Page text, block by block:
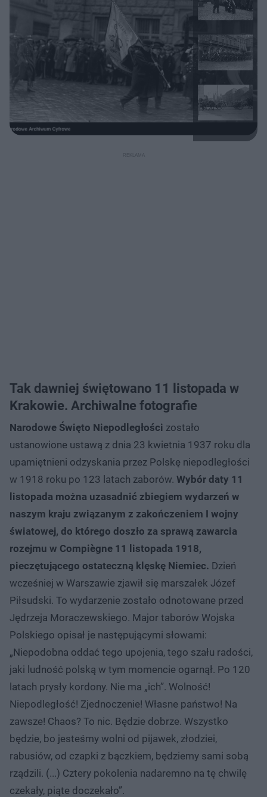
Tak dawniej świętowano 11 listopada w
Krakowie. Archiwalne fotografie
Narodowe Święto Niepodległości zostało
ustanowione ustawą z dnia 23 kwietnia 1937 roku dla
upamiętnieni odzyskania przez Polskę niepodległości
w 1918 roku po 123 latach zaborów. Wybór daty 11
listopada można uzasadnić zbiegiem wydarzeń w
naszym kraju związanym z zakończeniem I wojny
światowej, do którego doszło za sprawą zawarcia
rozejmu w Compiègne 11 listopada 1918,
pieczętującego ostateczną klęskę Niemiec. Dzień
wcześniej w Warszawie zjawił się marszałek Józef
Piłsudski. To wydarzenie zostało odnotowane przed
Jędrzeja Moraczewskiego. Major taborów Wojska
Polskiego opisał je następującymi słowami:
„Niepodobna oddać tego upojenia, tego szału radości,
jaki ludność polską w tym momencie ogarnął. Po 120
latach prysły kordony. Nie ma „ich”. Wolność!
Niepodległość! Zjednoczenie! Własne państwo! Na
zawsze! Chaos? To nic. Będzie dobrze. Wszystko
będzie, bo jesteśmy wolni od pijawek, złodziei,
rabusiów, od czapki z bączkiem, będziemy sami sobą
rządzili. (...) Cztery pokolenia nadaremno na tę chwilę
czekały, piąte doczekało”.